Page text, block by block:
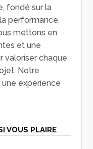
fondé sur la
performance.
mettons en
et une
valoriser chaque
Notre
une expérience
VOUS PLAIRE